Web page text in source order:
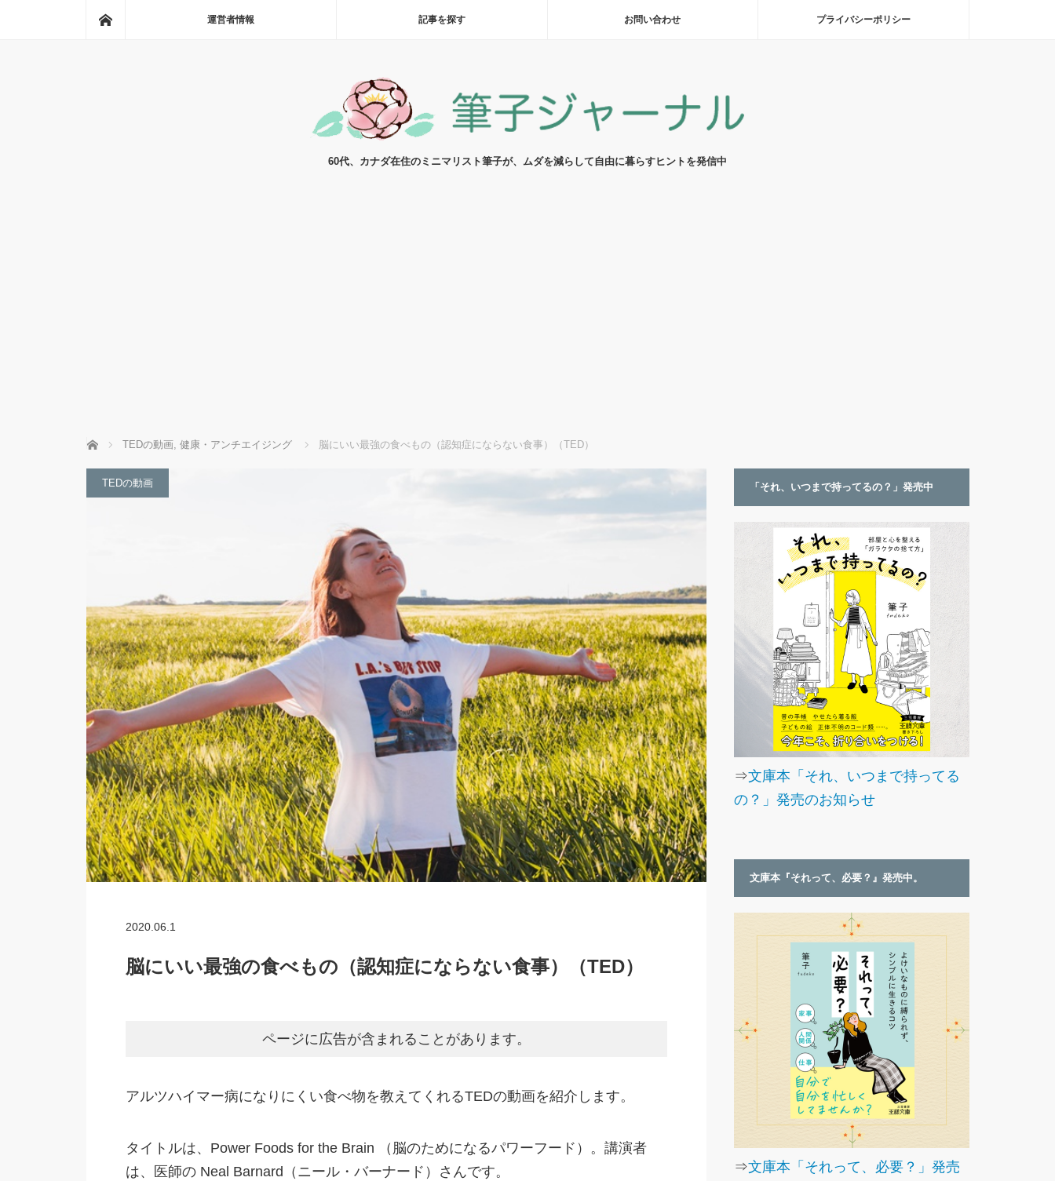
運営者情報 記事を探す お問い合わせ プライバシーポリシー
60代、カナダ在住のミニマリスト筆子が、ムダを減らして自由に暮らすヒントを発信中
ホーム TEDの動画, 健康・アンチエイジング 脳にいい最強の食べもの（認知症にならない食事）（TED）
TEDの動画
2020.06.1
脳にいい最強の食べもの（認知症にならない食事）（TED）
ページに広告が含まれることがあります。
アルツハイマー病になりにくい食べ物を教えてくれるTEDの動画を紹介します。
タイトルは、Power Foods for the Brain （脳のためになるパワーフード）。講演者
は、医師の Neal Barnard（ニール・バーナード）さんです。
「それ、いつまで持ってるの？」発売中
⇒文庫本「それ、いつまで持ってる
の？」発売のお知らせ
文庫本『それって、必要？』発売中。
⇒文庫本「それって、必要？」発売